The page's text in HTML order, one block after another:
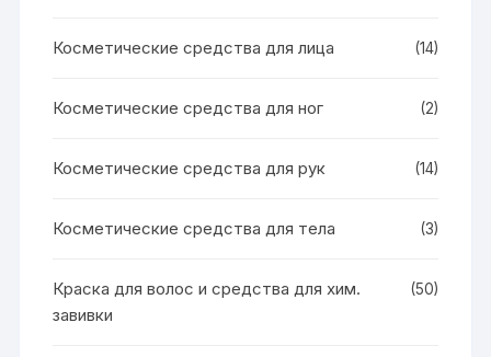
Косметические средства для лица (14)
Косметические средства для ног (2)
Косметические средства для рук (14)
Косметические средства для тела (3)
Краска для волос и средства для хим.
завивки
(50)